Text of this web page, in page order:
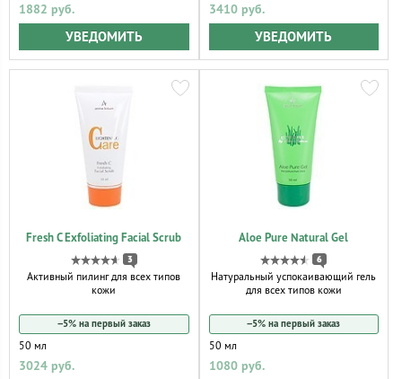
1882 руб.
УВЕДОМИТЬ
3410 руб.
УВЕДОМИТЬ
Fresh C Exfoliating Facial Scrub
3
Активный пилинг для всех типов
кожи
−5% на первый заказ
50 мл
3024 руб.
Aloe Pure Natural Gel
6
Натуральный успокаивающий гель
для всех типов кожи
−5% на первый заказ
50 мл
1080 руб.